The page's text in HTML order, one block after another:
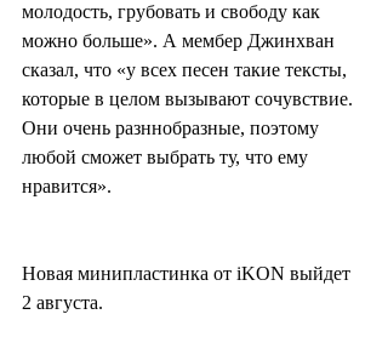
молодость, грубовать и свободу как
можно больше». А мембер Джинхван
сказал, что «у всех песен такие тексты,
которые в целом вызывают сочувствие.
Они очень разннобразные, поэтому
любой сможет выбрать ту, что ему
нравится».
Новая минипластинка от iKON выйдет
2 августа.